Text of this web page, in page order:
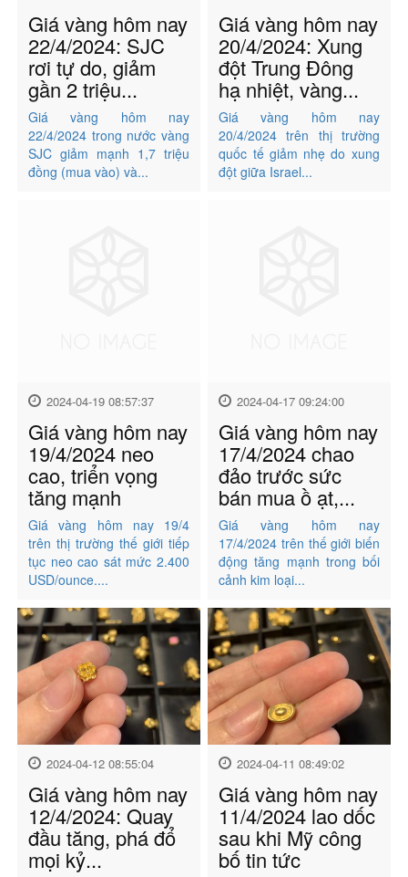
Giá vàng hôm nay
22/4/2024: SJC
rơi tự do, giảm
gần 2 triệu...
Giá vàng hôm nay
22/4/2024 trong nước vàng
SJC giảm mạnh 1,7 triệu
đồng (mua vào) và...
Giá vàng hôm nay
20/4/2024: Xung
đột Trung Đông
hạ nhiệt, vàng...
Giá vàng hôm nay
20/4/2024 trên thị trường
quốc tế giảm nhẹ do xung
đột giữa Israel...
2024-04-19 08:57:37
Giá vàng hôm nay
19/4/2024 neo
cao, triển vọng
tăng mạnh
Giá vàng hôm nay 19/4
trên thị trường thế giới tiếp
tục neo cao sát mức 2.400
USD/ounce....
2024-04-17 09:24:00
Giá vàng hôm nay
17/4/2024 chao
đảo trước sức
bán mua ồ ạt,...
Giá vàng hôm nay
17/4/2024 trên thế giới biến
động tăng mạnh trong bối
cảnh kim loại...
2024-04-12 08:55:04
Giá vàng hôm nay
12/4/2024: Quay
đầu tăng, phá đổ
mọi kỷ...
2024-04-11 08:49:02
Giá vàng hôm nay
11/4/2024 lao dốc
sau khi Mỹ công
bố tin tức